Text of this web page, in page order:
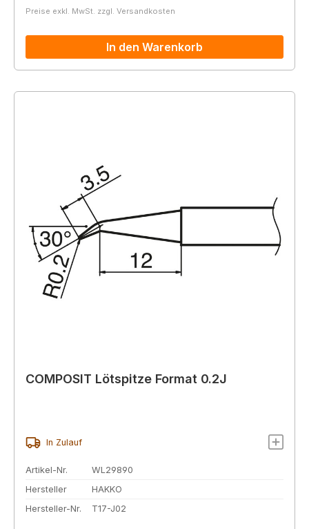
Preise exkl. MwSt. zzgl. Versandkosten
In den Warenkorb
COMPOSIT Lötspitze Format 0.2J
In Zulauf
Artikel-Nr.
WL29890
Hersteller
HAKKO
Hersteller-Nr.
T17-J02